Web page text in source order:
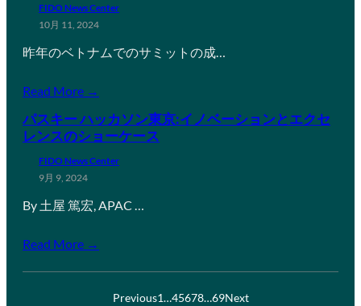
FIDO News Center
10月 11, 2024
昨年のベトナムでのサミットの成…
Read More →
パスキー ハッカソン東京:イノベーションとエクセ
レンスのショーケース
FIDO News Center
9月 9, 2024
By 土屋 篤宏, APAC …
Read More →
Previous1…45678…69Next